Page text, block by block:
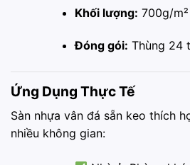
Khối lượng: 700g/m²
Đóng gói: Thùng 24
Ứng Dụng Thực Tế
Sàn nhựa vân đá sẵn keo thích
nhiều không gian: